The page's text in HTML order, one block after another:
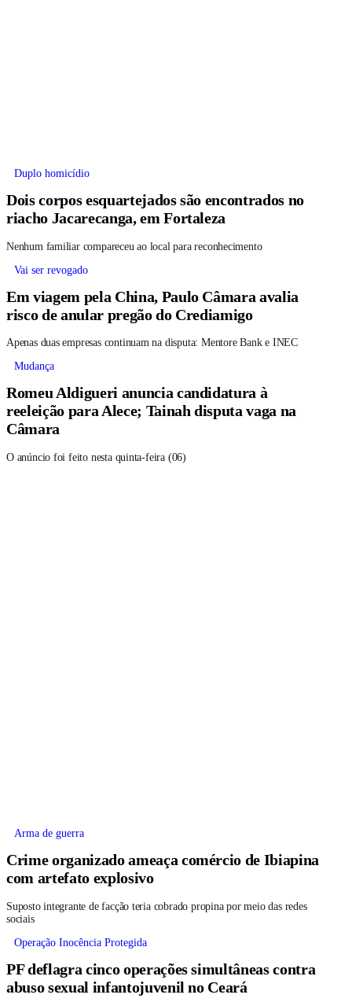
Duplo homicídio
Dois corpos esquartejados são encontrados no
riacho Jacarecanga, em Fortaleza
Nenhum familiar compareceu ao local para reconhecimento
Vai ser revogado
Em viagem pela China, Paulo Câmara avalia
risco de anular pregão do Crediamigo
Apenas duas empresas continuam na disputa: Mentore Bank e INEC
Mudança
Romeu Aldigueri anuncia candidatura à
reeleição para Alece; Tainah disputa vaga na
Câmara
O anúncio foi feito nesta quinta-feira (06)
Arma de guerra
Crime organizado ameaça comércio de Ibiapina
com artefato explosivo
Suposto integrante de facção teria cobrado propina por meio das redes
sociais
Operação Inocência Protegida
PF deflagra cinco operações simultâneas contra
abuso sexual infantojuvenil no Ceará